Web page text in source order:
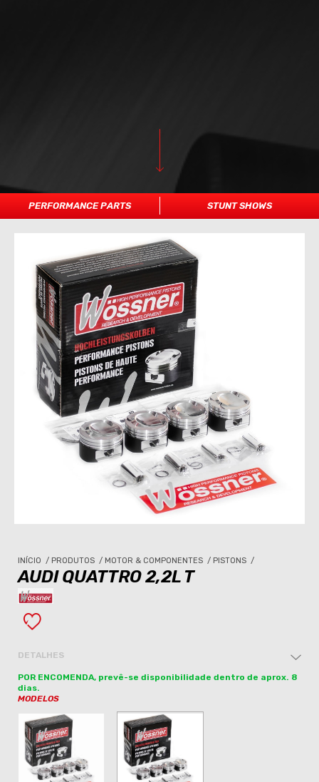
PERFORMANCE PARTS STUNT SHOWS
INÍCIO / PRODUTOS / MOTOR & COMPONENTES / PISTONS /
AUDI QUATTRO 2,2L T
DETALHES
POR ENCOMENDA, prevê-se disponibilidade dentro de aprox. 8
dias.
MODELOS